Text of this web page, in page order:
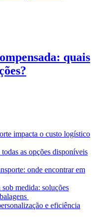
quais
impacta o custo logístico
as opções disponíveis
onde encontrar em
medida: soluções
e eficiência